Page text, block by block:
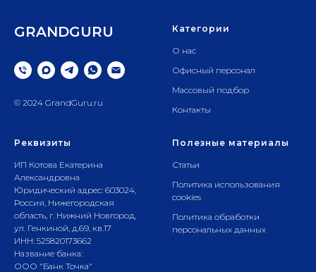
GRANDGURU
© 2024 GrandGuru.ru
Категории
О нас
Офисный персонал
Массовый подбор
Контакты
Реквизиты
ИП Котова Екатерина
Александровна
Юридический адрес: 603024,
Россия, Нижегородская
область, г. Нижний Новгород,
ул. Генкиной, д.69, кв.17
ИНН: 525820173662
Название банка:
ООО "Банк Точка"
Полезные материалы
Статьи
Политика использования
cookies
Политика обработки
персональных данных